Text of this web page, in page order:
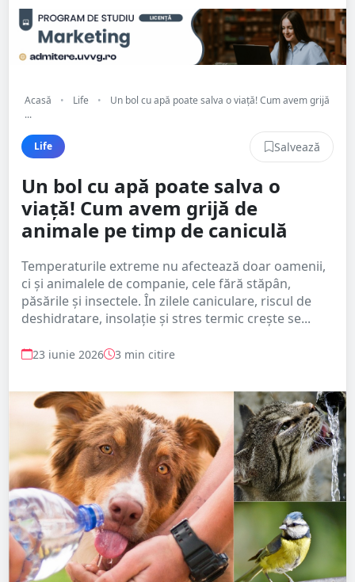
Acasă • Life •
Un bol cu apă poate salva o viață! Cum avem grijă
...
Life Salvează
Un bol cu apă poate salva o
viață! Cum avem grijă de
animale pe timp de caniculă
Temperaturile extreme nu afectează doar oamenii,
ci și animalele de companie, cele fără stăpân,
păsările și insectele. În zilele caniculare, riscul de
deshidratare, insolație și stres termic crește se...
23 iunie 2026 3 min citire